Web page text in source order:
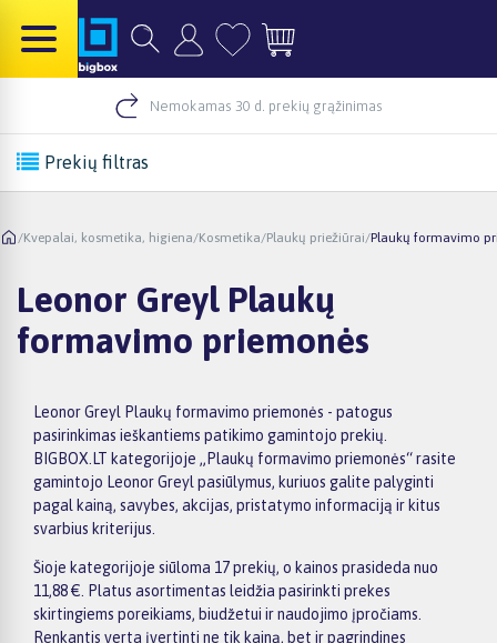
Nemokamas 30 d. prekių grąžinimas
Prekių filtras
/Kvepalai, kosmetika, higiena/Kosmetika/Plaukų priežiūrai/Plaukų formavimo
Leonor Greyl Plaukų
formavimo priemonės
Leonor Greyl Plaukų formavimo priemonės - patogus
pasirinkimas ieškantiems patikimo gamintojo prekių.
BIGBOX.LT kategorijoje „Plaukų formavimo priemonės“ rasite
gamintojo Leonor Greyl pasiūlymus, kuriuos galite palyginti
pagal kainą, savybes, akcijas, pristatymo informaciją ir kitus
svarbius kriterijus.
Šioje kategorijoje siūloma 17 prekių, o kainos prasideda nuo
11,88 €. Platus asortimentas leidžia pasirinkti prekes
skirtingiems poreikiams, biudžetui ir naudojimo įpročiams.
Renkantis verta įvertinti ne tik kainą, bet ir pagrindines